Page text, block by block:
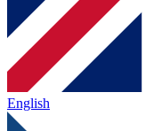
English